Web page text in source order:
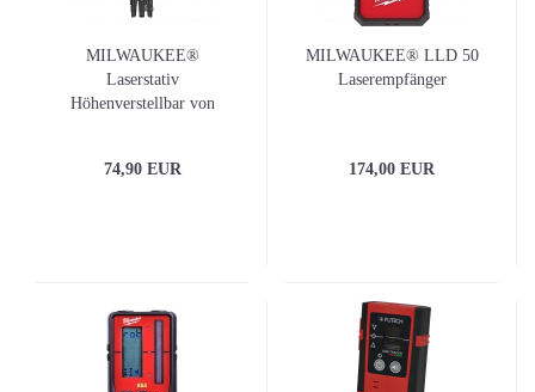
MILWAUKEE®
Laserstativ
Höhenverstellbar von
74,90 EUR
MILWAUKEE® LLD 50
Laserempfänger
174,00 EUR